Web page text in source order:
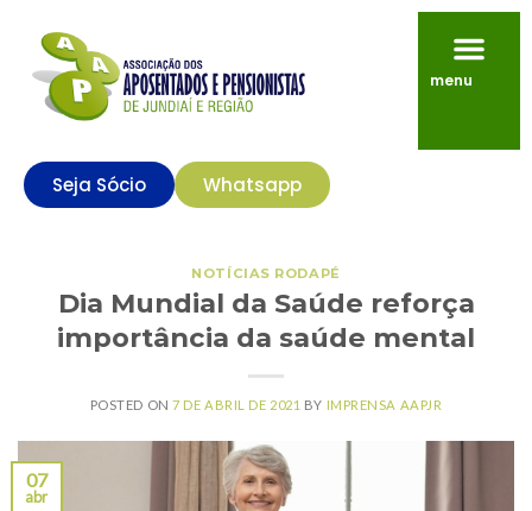
menu
Seja Sócio Whatsapp
NOTÍCIAS RODAPÉ
Dia Mundial da Saúde reforça
importância da saúde mental
POSTED ON7 DE ABRIL DE 2021 BY IMPRENSA AAPJR
07
abr